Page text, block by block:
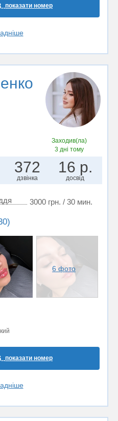
показати номер
Заходив(ла)
3 дні тому
372
дзвінка
16 р.
досвід
3000 грн. / 30 мин.
6 фото
показати номер